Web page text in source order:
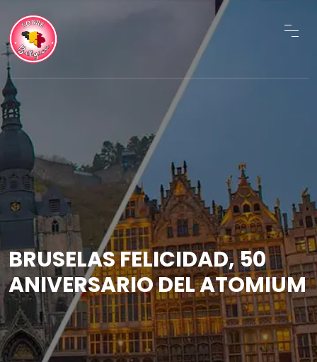
BRUSELAS FELICIDAD, 50
ANIVERSARIO DEL ATOMIUM